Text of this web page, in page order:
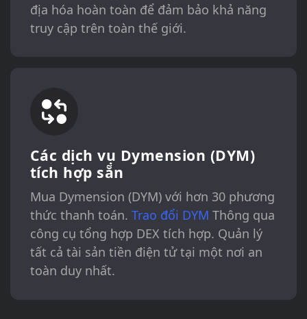
địa hóa hoàn toàn để đảm bảo khả năng
truy cập trên toàn thế giới.
Các dịch vụ Dymension (DYM)
tích hợp sẵn
Mua Dymension (DYM) với hơn 30 phương
thức thanh toán. Trao đổi DYM Thông qua
công cụ tổng hợp DEX tích hợp. Quản lý
tất cả tài sản tiền điện tử tại một nơi an
toàn duy nhất.